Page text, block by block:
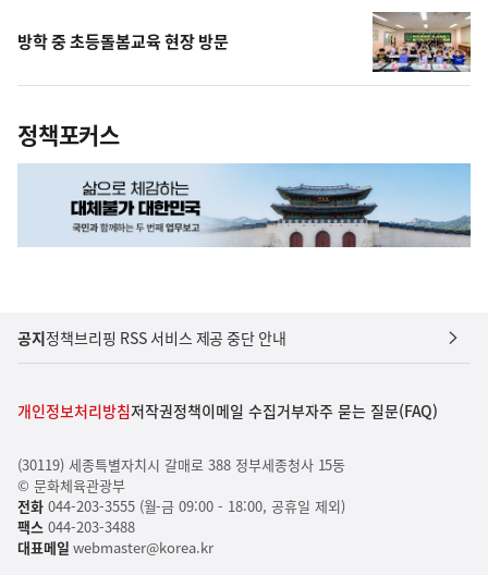
방학 중 초등돌봄교육 현장 방문
정책포커스
공지정책브리핑 RSS 서비스 제공 중단 안내
개인정보처리방침저작권정책이메일 수집거부자주 묻는 질문(FAQ)
(30119) 세종특별자치시 갈매로 388 정부세종청사 15동
© 문화체육관광부
전화044-203-3555 (월-금 09:00 - 18:00, 공휴일 제외)
팩스044-203-3488
대표메일 webmaster@korea.kr